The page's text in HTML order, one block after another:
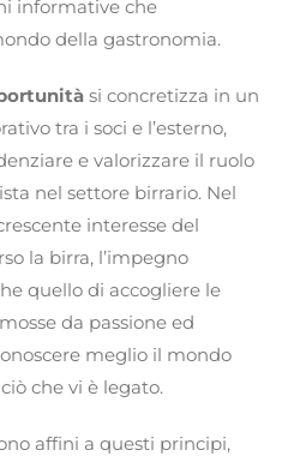
informative che
della gastronomia.
si concretizza in un
tra i soci e l’esterno,
e valorizzare il ruolo
nel settore birrario. Nel
interesse del
la birra, l’impegno
quello di accogliere le
da passione ed
meglio il mondo
che vi è legato.
affini a questi principi,